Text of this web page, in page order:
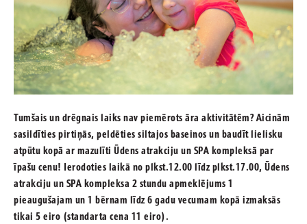
Tumšais un drēgnais laiks nav piemērots āra aktivitātēm? Aicinām
sasildīties pirtiņās, peldēties siltajos baseinos un baudīt lielisku
atpūtu kopā ar mazulīti Ūdens atrakciju un SPA kompleksā par
īpašu cenu! Ierodoties laikā no plkst.12.00 līdz plkst.17.00, Ūdens
atrakciju un SPA kompleksa 2 stundu apmeklējums 1
pieaugušajam un 1 bērnam līdz 6 gadu vecumam kopā izmaksās
tikai 5 eiro (standarta cena 11 eiro).